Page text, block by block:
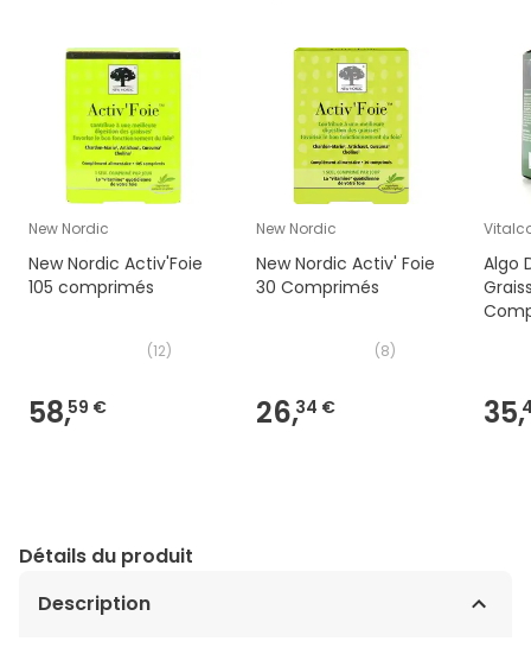
New Nordic
New Nordic Activ'Foie
105 comprimés
(12)
58,59 €
New Nordic
New Nordic Activ' Foie
30 Comprimés
(8)
26,34 €
Algo
35,
Détails du produit
Description